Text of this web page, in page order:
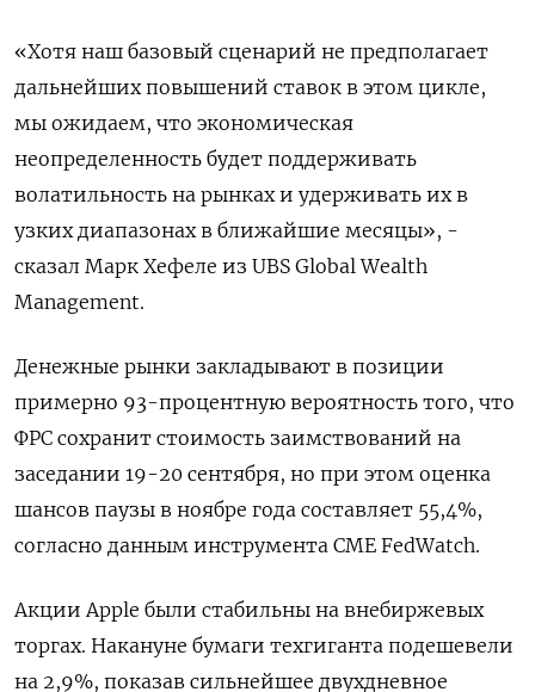
«Хотя наш базовый сценарий не предполагает
дальнейших повышений ставок в этом цикле,
мы ожидаем, что экономическая
неопределенность будет поддерживать
волатильность на рынках и удерживать их в
узких диапазонах в ближайшие месяцы», -
сказал Марк Хефеле из UBS Global Wealth
Management.
Денежные рынки закладывают в позиции
примерно 93-процентную вероятность того, что
ФРС сохранит стоимость заимствований на
заседании 19-20 сентября, но при этом оценка
шансов паузы в ноябре года составляет 55,4%,
согласно данным инструмента CME FedWatch.
Акции Apple были стабильны на внебиржевых
торгах. Накануне бумаги техгиганта подешевели
на 2,9%, показав сильнейшее двухдневное